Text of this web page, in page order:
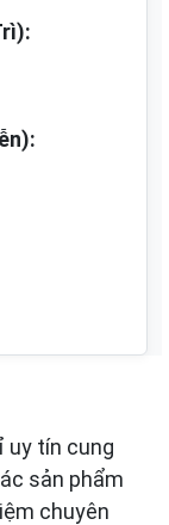
uy tín cung
sản phẩm
chuyên